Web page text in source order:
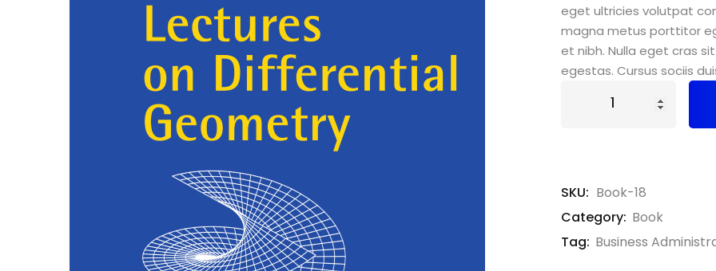
eget ultricies volutpat
magna metus porttitor
et nibh. Nulla eget cras
egestas. Cursus sociis
SKU: Book-18
Category: Book
Tag: Business